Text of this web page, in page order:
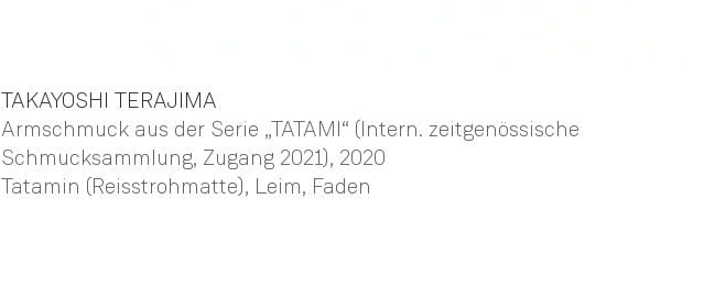
TAKAYOSHI TERAJIMA
Armschmuck aus der Serie „TATAMI“ (Intern. zeitgenössische
Schmucksammlung, Zugang 2021), 2020
Tatamin (Reisstrohmatte), Leim, Faden